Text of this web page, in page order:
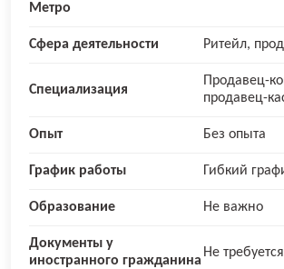
Метро
Сфера деятельности Ритейл,
Специализация
Продавец-
продавец-
Опыт Без опыта
График работы Гибкий
Образование Не важно
Документы у
иностранного гражданина
Не требуется